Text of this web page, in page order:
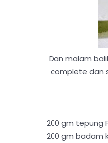
Dan malam
complete dan
200 gm tepung
200 gm badam